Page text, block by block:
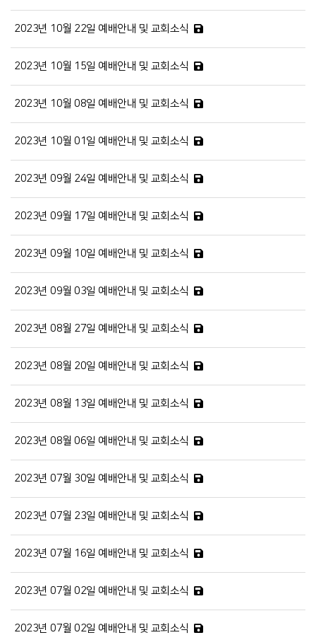
2023년 10월 22일 예배안내 및 교회소식
2023년 10월 15일 예배안내 및 교회소식
2023년 10월 08일 예배안내 및 교회소식
2023년 10월 01일 예배안내 및 교회소식
2023년 09월 24일 예배안내 및 교회소식
2023년 09월 17일 예배안내 및 교회소식
2023년 09월 10일 예배안내 및 교회소식
2023년 09월 03일 예배안내 및 교회소식
2023년 08월 27일 예배안내 및 교회소식
2023년 08월 20일 예배안내 및 교회소식
2023년 08월 13일 예배안내 및 교회소식
2023년 08월 06일 예배안내 및 교회소식
2023년 07월 30일 예배안내 및 교회소식
2023년 07월 23일 예배안내 및 교회소식
2023년 07월 16일 예배안내 및 교회소식
2023년 07월 02일 예배안내 및 교회소식
2023년 07월 02일 예배안내 및 교회소식